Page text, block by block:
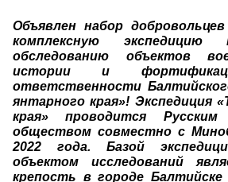
Объявлен набор
комплексную
обследованию объектов
истории и
ответственности
янтарного края»! Экспедиция
края» проводится Русским
обществом совместно с
2022 года. Базой
объектом исследований
крепость в городе Балтийске